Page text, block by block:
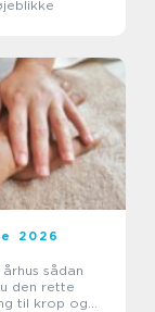
2026
sådan
den rette
til krop og